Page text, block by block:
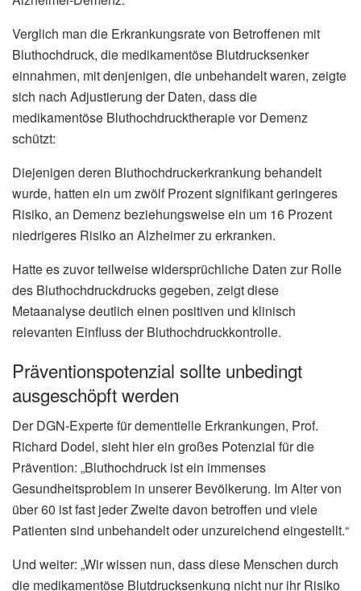
Verglich man die Erkrankungsrate von Betroffenen mit
Bluthochdruck, die medikamentöse Blutdrucksenker
einnahmen, mit denjenigen, die unbehandelt waren, zeigte
sich nach Adjustierung der Daten, dass die
medikamentöse Bluthochdrucktherapie vor Demenz
schützt:
Diejenigen deren Bluthochdruckerkrankung behandelt
wurde, hatten ein um zwölf Prozent signifikant geringeres
Risiko, an Demenz beziehungsweise ein um 16 Prozent
niedrigeres Risiko an Alzheimer zu erkranken.
Hatte es zuvor teilweise widersprüchliche Daten zur Rolle
des Bluthochdruckdrucks gegeben, zeigt diese
Metaanalyse deutlich einen positiven und klinisch
relevanten Einfluss der Bluthochdruckkontrolle.
Präventionspotenzial sollte unbedingt
ausgeschöpft werden
Der DGN-Experte für dementielle Erkrankungen, Prof.
Richard Dodel, sieht hier ein großes Potenzial für die
Prävention: „Bluthochdruck ist ein immenses
Gesundheitsproblem in unserer Bevölkerung. Im Alter von
über 60 ist fast jeder Zweite davon betroffen und viele
Patienten sind unbehandelt oder unzureichend eingestellt.“
Und weiter: „Wir wissen nun, dass diese Menschen durch
die medikamentöse Blutdrucksenkung nicht nur ihr Risiko